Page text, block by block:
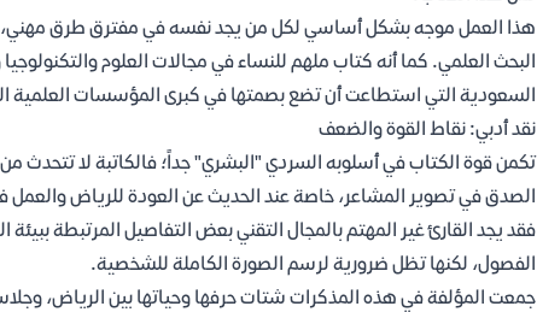
هذا العمل موجه بشكل أساسي لكل من يجد نفسه في مفترق طرق مهني،
السعودية التي استطاعت أن تضع بصمتها في كبرى المؤسسات العلمية
نقد أدبي: نقاط القوة والضعف
تكمن قوة الكتاب في أسلوبه السردي "البشري" جداً؛ فالكاتبة لا تتحدث
الصدق في تصوير المشاعر، خاصة عند الحديث عن العودة للرياض والعمل
فقد يجد القارئ غير المهتم بالمجال التقني بعض التفاصيل المرتبطة
الفصول، لكنها تظل ضرورية لرسم الصورة الكاملة للشخصية.
جمعت المؤلفة في هذه المذكرات شتات حرفها وحياتها بين الرياض،